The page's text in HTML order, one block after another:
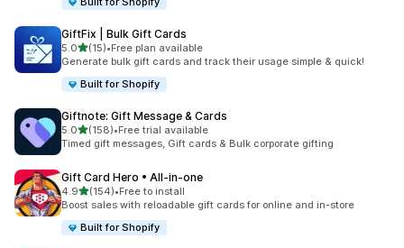
GiftFix | Bulk Gift Cards
5.0별 5개 중
(15)
총 리뷰 15개
•Free plan available
Generate bulk gift cards and track their usage simple & quick!
Built for Shopify
Giftnote: Gift Message & Cards
5.0별 5개 중
(158)
총 리뷰 158개
•Free trial available
Timed gift messages, Gift cards & Bulk corporate gifting
Gift Card Hero • All‑in‑one
4.9별 5개 중
(154)
총 리뷰 154개
•Free to install
Boost sales with reloadable gift cards for online and in-store
Built for Shopify